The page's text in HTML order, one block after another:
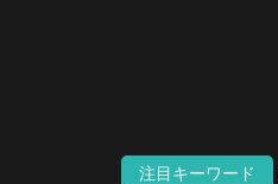
注目キーワード